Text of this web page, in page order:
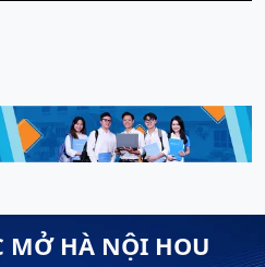
MỞ HÀ NỘI HOU